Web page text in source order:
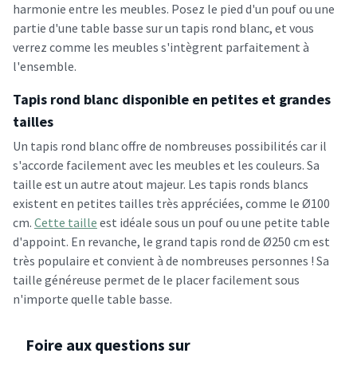
harmonie entre les meubles. Posez le pied d'un pouf ou une
partie d'une table basse sur un tapis rond blanc, et vous
verrez comme les meubles s'intègrent parfaitement à
l'ensemble.
Tapis rond blanc disponible en petites et grandes
tailles
Un tapis rond blanc offre de nombreuses possibilités car il
s'accorde facilement avec les meubles et les couleurs. Sa
taille est un autre atout majeur. Les tapis ronds blancs
existent en petites tailles très appréciées, comme le Ø100
cm. Cette taille est idéale sous un pouf ou une petite table
d'appoint. En revanche, le grand tapis rond de Ø250 cm est
très populaire et convient à de nombreuses personnes ! Sa
taille généreuse permet de le placer facilement sous
n'importe quelle table basse.
Foire aux questions sur